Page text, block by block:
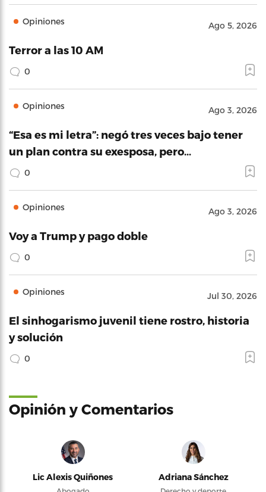
Opiniones Ago 5, 2026
Terror a las 10 AM
0
Opiniones Ago 3, 2026
“Esa es mi letra”: negó tres veces bajo tener
un plan contra su exesposa, pero…
0
Opiniones Ago 3, 2026
Voy a Trump y pago doble
0
Opiniones Jul 30, 2026
El sinhogarismo juvenil tiene rostro, historia
y solución
0
Opinión y Comentarios
Lic Alexis Quiñones Adriana Sánchez